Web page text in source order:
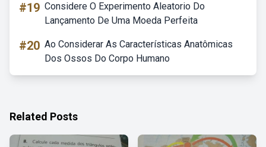
#19 Considere O Experimento Aleatorio Do
Lançamento De Uma Moeda Perfeita
#20 Ao Considerar As Características Anatômicas
Dos Ossos Do Corpo Humano
Related Posts